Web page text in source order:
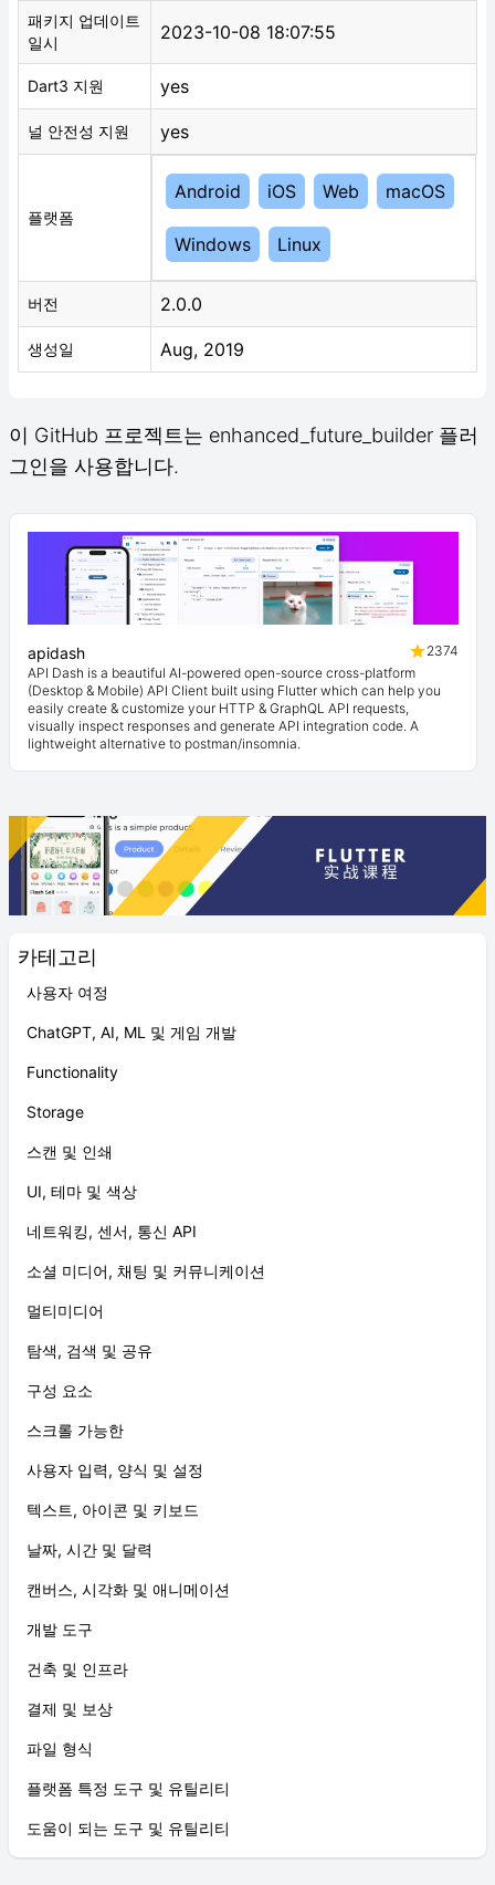
카테고리
사용자 여정
ChatGPT, AI, ML 및 게임 개발
Functionality
Storage
스캔 및 인쇄
UI, 테마 및 색상
네트워킹, 센서, 통신 API
소셜 미디어, 채팅 및 커뮤니케이션
멀티미디어
탐색, 검색 및 공유
구성 요소
스크롤 가능한
사용자 입력, 양식 및 설정
텍스트, 아이콘 및 키보드
날짜, 시간 및 달력
캔버스, 시각화 및 애니메이션
개발 도구
건축 및 인프라
결제 및 보상
파일 형식
플랫폼 특정 도구 및 유틸리티
도움이 되는 도구 및 유틸리티
패키지 업데이트
일시
2023-10-08 18:07:55
Dart3 지원 yes
널 안전성 지원 yes
플랫폼
Android iOS Web macOS
Windows Linux
버전 2.0.0
생성일 Aug, 2019
이 GitHub 프로젝트는 enhanced_future_builder 플러
그인을 사용합니다.
apidash
2374
API Dash is a beautiful AI-powered open-source cross-platform
(Desktop & Mobile) API Client built using Flutter which can help you
easily create & customize your HTTP & GraphQL API requests,
visually inspect responses and generate API integration code. A
lightweight alternative to postman/insomnia.